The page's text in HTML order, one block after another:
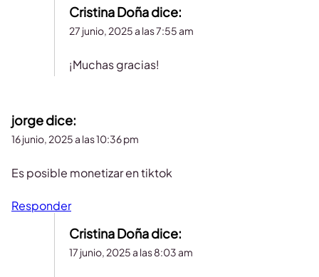
Cristina Doñadice:
27 junio, 2025 a las 7:55 am
¡Muchas gracias!
jorgedice:
16 junio, 2025 a las 10:36 pm
Es posible monetizar en tiktok
Responder
Cristina Doñadice:
17 junio, 2025 a las 8:03 am